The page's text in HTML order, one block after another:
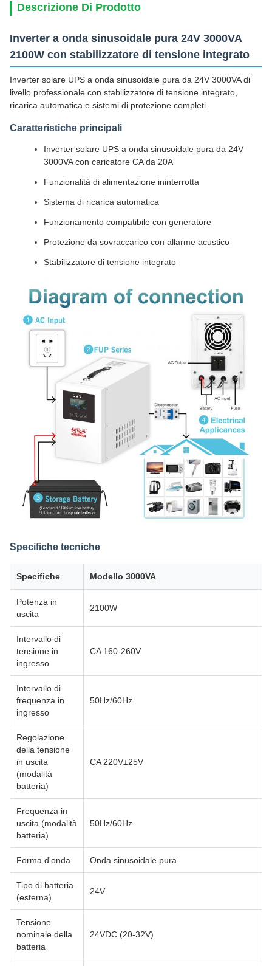
Descrizione Di Prodotto
Inverter a onda sinusoidale pura 24V 3000VA
2100W con stabilizzatore di tensione integrato
Inverter solare UPS a onda sinusoidale pura da 24V 3000VA di
livello professionale con stabilizzatore di tensione integrato,
ricarica automatica e sistemi di protezione completi.
Caratteristiche principali
Inverter solare UPS a onda sinusoidale pura da 24V
3000VA con caricatore CA da 20A
Funzionalità di alimentazione ininterrotta
Sistema di ricarica automatica
Funzionamento compatibile con generatore
Protezione da sovraccarico con allarme acustico
Stabilizzatore di tensione integrato
Specifiche tecniche
Specifiche Modello 3000VA
Potenza in
uscita
2100W
Intervallo di
tensione in
ingresso
CA 160-260V
Intervallo di
frequenza in
ingresso
50Hz/60Hz
Regolazione
della tensione
in uscita
(modalità
batteria)
CA 220V±25V
Frequenza in
uscita (modalità
batteria)
50Hz/60Hz
Forma d'onda Onda sinusoidale pura
Tipo di batteria
(esterna)
24V
Tensione
nominale della
batteria
24VDC (20-32V)